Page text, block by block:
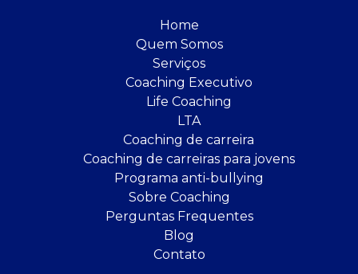
Home
Quem Somos
Serviços
Coaching Executivo
Life Coaching
LTA
Coaching de carreira
Coaching de carreiras para jovens
Programa anti-bullying
Sobre Coaching
Perguntas Frequentes
Blog
Contato